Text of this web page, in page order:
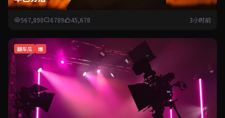
567,890 6789 45,678 3小时前
翻车瓜 爆